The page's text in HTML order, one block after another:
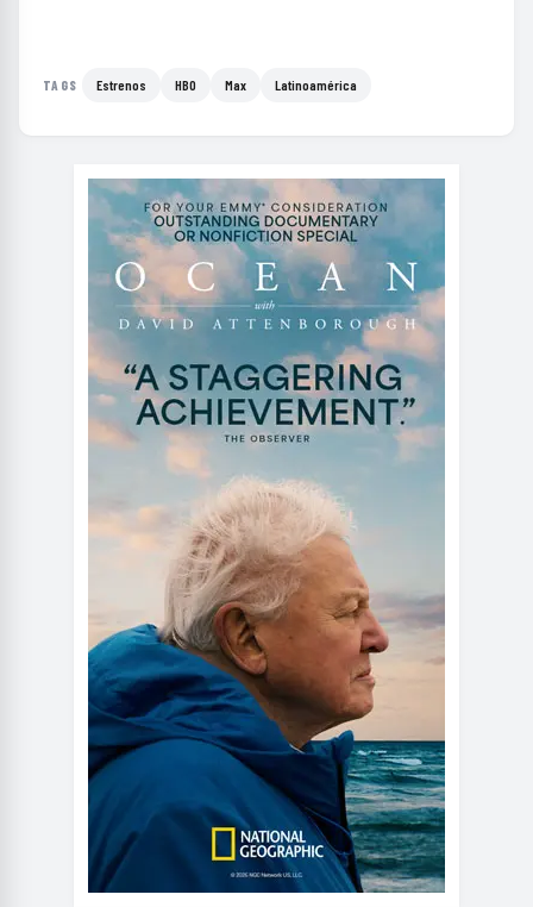
TAGS Estrenos HBO Max Latinoamérica